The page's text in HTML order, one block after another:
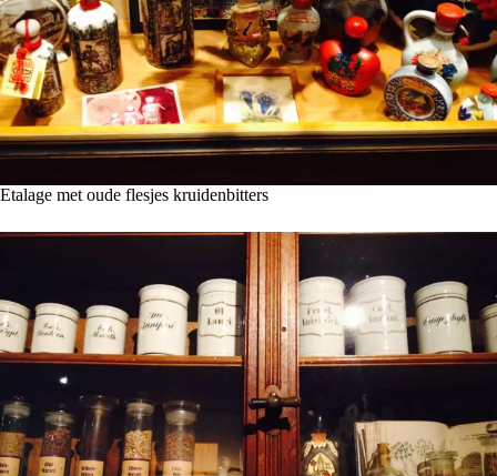
Etalage met oude flesjes kruidenbitters